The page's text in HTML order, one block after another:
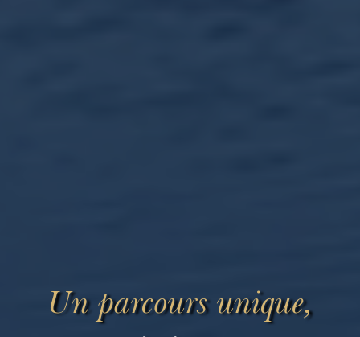
Un parcours unique,